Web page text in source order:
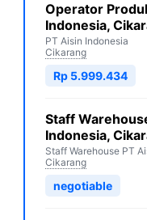
Operator
Indonesia,
PT Aisin Indonesia
Cikarang
Rp 5.999.434
Staff
Indonesia,
Staff Warehouse PT
Cikarang
negotiable